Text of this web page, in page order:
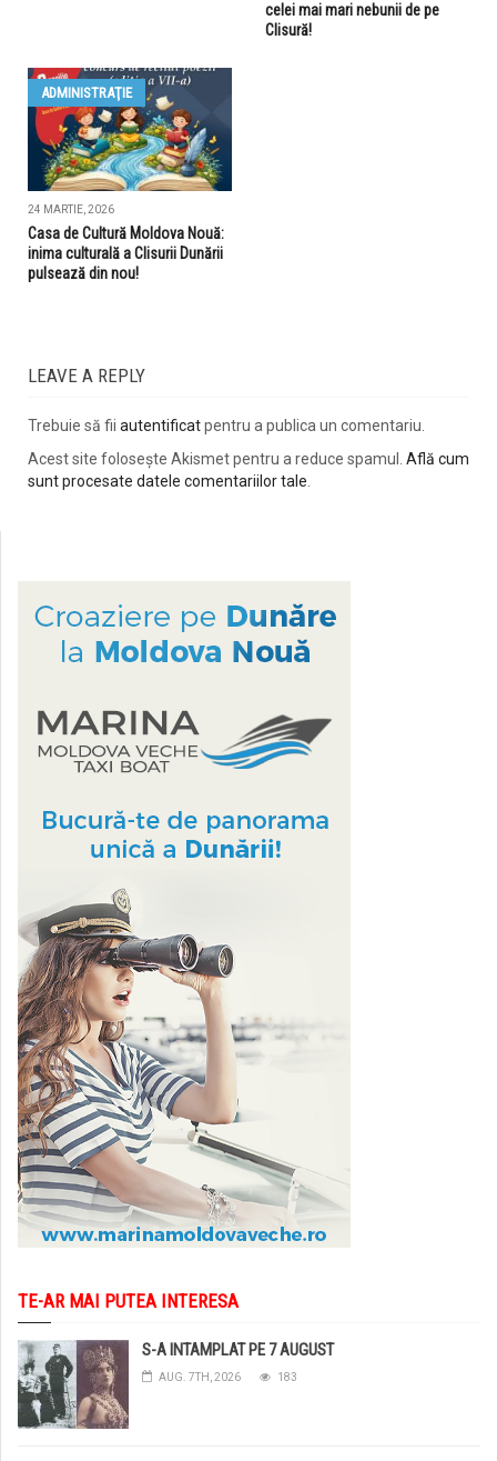
celei mai mari nebunii de pe
Clisură!
ADMINISTRAŢIE
24 MARTIE, 2026
Casa de Cultură Moldova Nouă:
inima culturală a Clisurii Dunării
pulsează din nou!
LEAVE A REPLY
Trebuie să fii autentificatpentru a publica un comentariu.
Acest site folosește Akismet pentru a reduce spamul. Află cum
sunt procesate datele comentariilor tale
TE-AR MAI PUTEA INTERESA
S-A INTAMPLAT PE 7 AUGUST
AUG. 7TH, 2026 183